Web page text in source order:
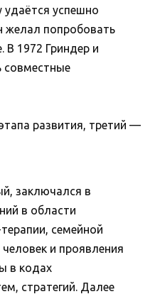
удаётся успешно
желал попробовать
В 1972 Гриндер и
совместные
развития, третий —
заключался в
в области
семейной
и проявления
в кодах
стратегий. Далее